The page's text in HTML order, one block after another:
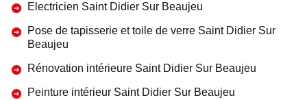
Electricien Saint Didier Sur Beaujeu
Pose de tapisserie et toile de verre Saint Didier Sur
Beaujeu
Rénovation intérieure Saint Didier Sur Beaujeu
Peinture intérieur Saint Didier Sur Beaujeu